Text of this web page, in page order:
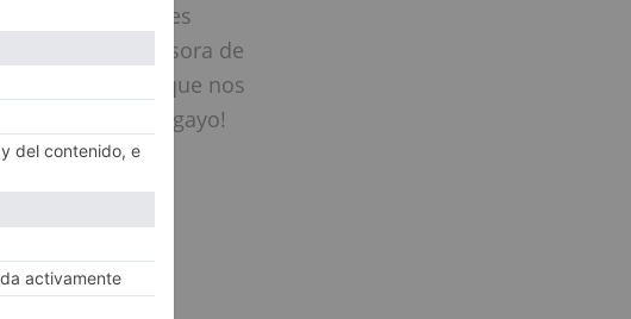
impresiones
con una impresora de
única que nos
¡esos son de Langayo!